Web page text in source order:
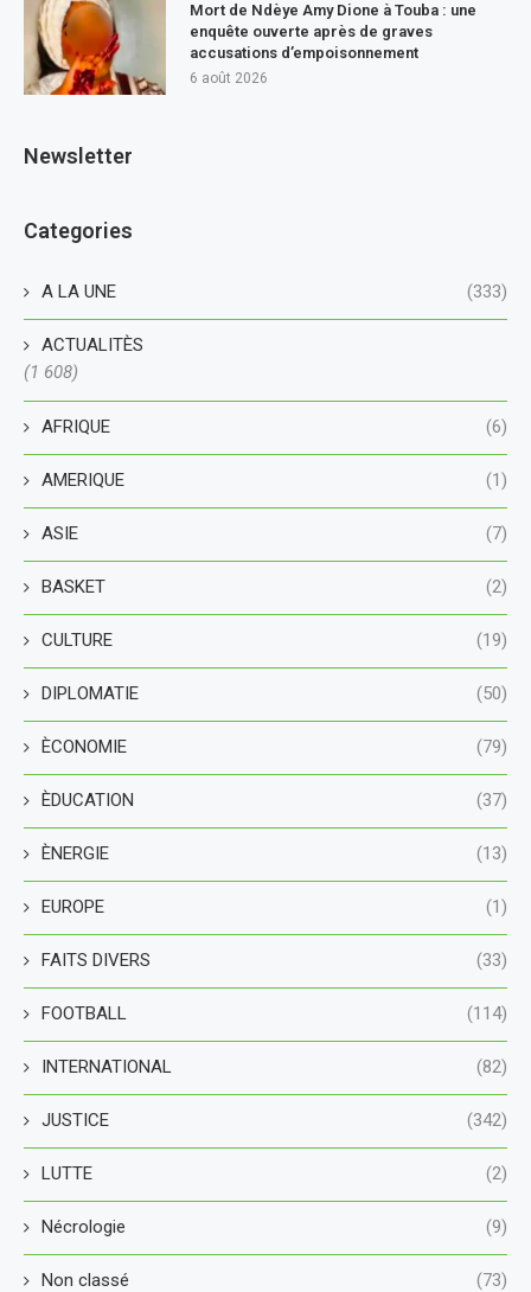
Mort de Ndèye Amy Dione à Touba : une
enquête ouverte après de graves
accusations d’empoisonnement
6 août 2026
Newsletter
Categories
A LA UNE (333)
ACTUALITÈS
(1 608)
AFRIQUE (6)
AMERIQUE (1)
ASIE (7)
BASKET (2)
CULTURE (19)
DIPLOMATIE (50)
ÈCONOMIE (79)
ÈDUCATION (37)
ÈNERGIE (13)
EUROPE (1)
FAITS DIVERS (33)
FOOTBALL (114)
INTERNATIONAL (82)
JUSTICE (342)
LUTTE (2)
Nécrologie (9)
Non classé (73)